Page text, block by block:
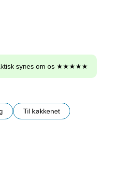
synes om os ★★★★★
Til køkkenet